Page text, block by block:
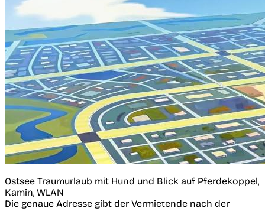
Ostsee Traumurlaub mit Hund und Blick auf Pferdekoppel,
Kamin, WLAN
Die genaue Adresse gibt der Vermietende nach der